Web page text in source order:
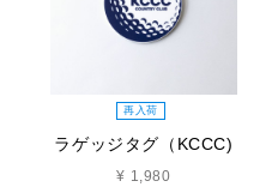
再入荷
ラゲッジタグ（KCCC)
¥ 1,980